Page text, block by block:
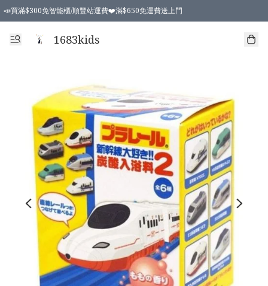
📣買滿$300免智能櫃/順豐站運費❤️滿$650免運費送上門
📣買滿$300免智能櫃/順豐站運費❤️滿$650免運費送上門
1683kids